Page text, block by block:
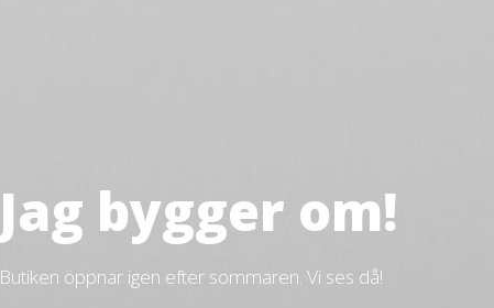
Jag bygger om!
Butiken öppnar igen efter sommaren. Vi ses då!